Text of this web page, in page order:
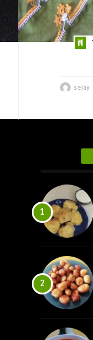
selay
1
2